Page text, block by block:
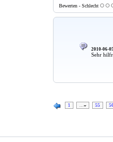
Bewerten - Schlecht
2010-06-
Sehr
1 55